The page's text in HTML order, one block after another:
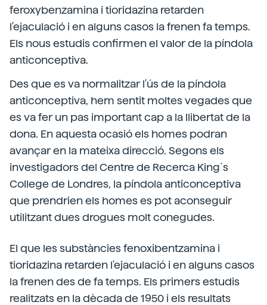
feroxybenzamina i tioridazina retarden
l'ejaculació i en alguns casos la frenen fa temps.
Els nous estudis confirmen el valor de la píndola
anticonceptiva.
Des que es va normalitzar l'ús de la píndola
anticonceptiva, hem sentit moltes vegades que
es va fer un pas important cap a la llibertat de la
dona. En aquesta ocasió els homes podran
avançar en la mateixa direcció. Segons els
investigadors del Centre de Recerca King´s
College de Londres, la píndola anticonceptiva
que prendrien els homes es pot aconseguir
utilitzant dues drogues molt conegudes.
El que les substàncies fenoxibentzamina i
tioridazina retarden l'ejaculació i en alguns casos
la frenen des de fa temps. Els primers estudis
realitzats en la dècada de 1950 i els resultats